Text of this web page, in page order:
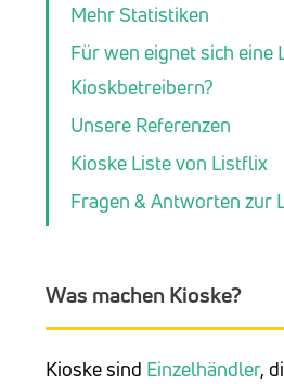
Mehr Statistiken
Für wen eignet sich eine
Kioskbetreibern?
Unsere Referenzen
Kioske Liste von Listflix
Fragen & Antworten zur
Was machen Kioske?
Kioske sind Einzelhändler,